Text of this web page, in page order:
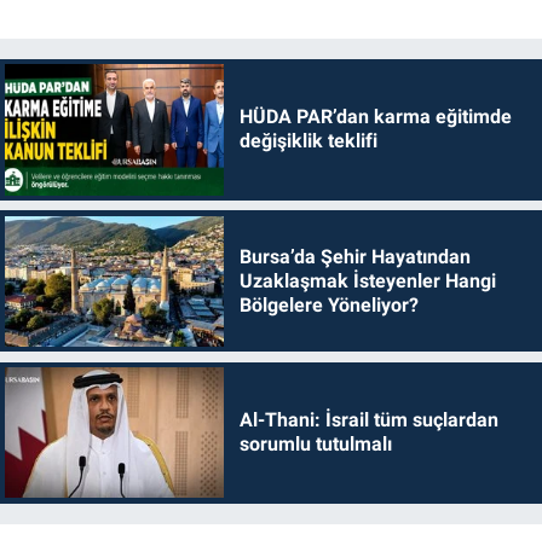
HÜDA PAR’dan karma eğitimde
değişiklik teklifi
Bursa’da Şehir Hayatından
Uzaklaşmak İsteyenler Hangi
Bölgelere Yöneliyor?
Al-Thani: İsrail tüm suçlardan
sorumlu tutulmalı